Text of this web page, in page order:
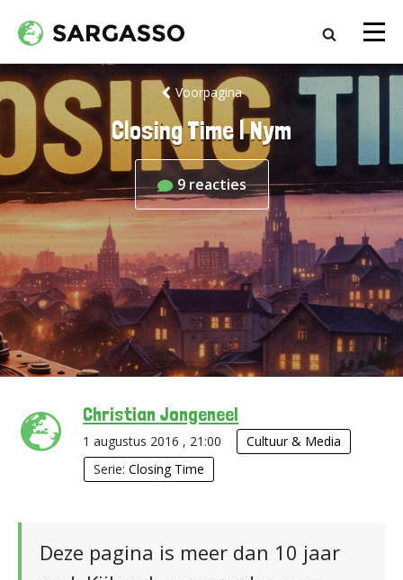
Voorpagina
Closing Time | Nym
9 reacties
Christian Jongeneel
1 augustus 2016 , 21:00
Cultuur & Media
Serie:Closing Time
Deze pagina is meer dan 10 jaar